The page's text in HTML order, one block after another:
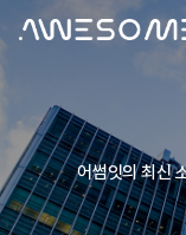
어썸잇의 최신